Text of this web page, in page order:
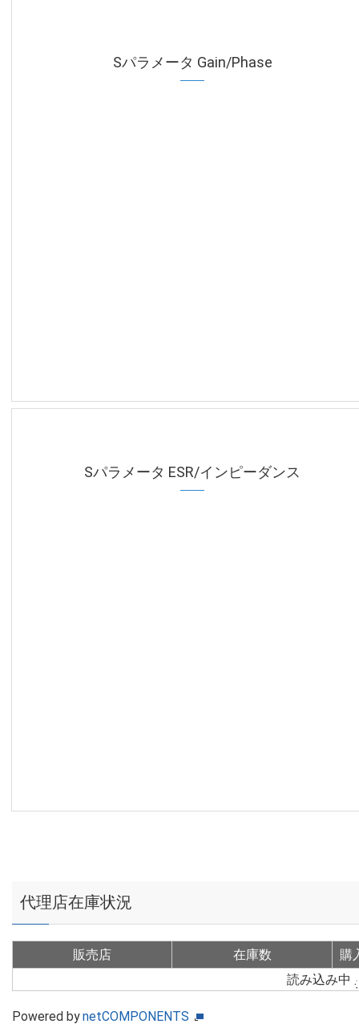
Sパラメータ Gain/Phase
Sパラメータ ESR/インピーダンス
代理店在庫状況
販売店 在庫数
購
読み込み中
Powered bynetCOMPONENTS